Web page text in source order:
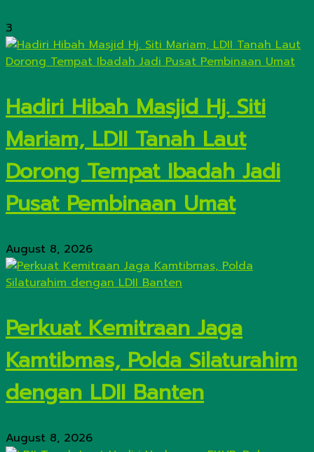
3
Hadiri Hibah Masjid Hj. Siti
Mariam, LDII Tanah Laut
Dorong Tempat Ibadah Jadi
Pusat Pembinaan Umat
August 8, 2026
Perkuat Kemitraan Jaga
Kamtibmas, Polda Silaturahim
dengan LDII Banten
August 8, 2026